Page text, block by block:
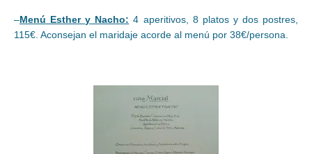
–Menú Esther y Nacho: 4 aperitivos, 8 platos y dos postres,
115€. Aconsejan el maridaje acorde al menú por 38€/persona.